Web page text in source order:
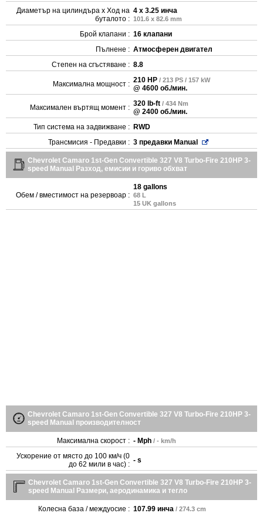
Диаметър на цилиндъра x Ход на
буталото :
4 x 3.25 инча
101.6 x 82.6 mm
Брой клапани : 16 клапани
Пълнене : Атмосферен двигател
Степен на сгъстяване : 8.8
Максимална мощност : 210 HP / 213 PS / 157 kW
@ 4600 об./мин.
Максимален въртящ момент : 320 lb-ft / 434 Nm
@ 2400 об./мин.
Тип система на задвижване : RWD
Трансмисия - Предавки : 3 предавки Manual
Chevrolet Camaro 1st-Gen Convertible 327 V8 Turbo-Fire 210HP 3-
speed Manual Разход, емисии и гориво обхват
Обем / вместимост на резервоар :
18 gallons
68 L
15 UK gallons
Chevrolet Camaro 1st-Gen Convertible 327 V8 Turbo-Fire 210HP 3-
speed Manual производителност
Максимална скорост : - Mph / - km/h
Ускорение от място до 100 км/ч (0
до 62 мили в час) : - s
Chevrolet Camaro 1st-Gen Convertible 327 V8 Turbo-Fire 210HP 3-
speed Manual Размери, аеродинамика и тегло
Колесна база / междуосие : 107.99 инча / 274.3 cm